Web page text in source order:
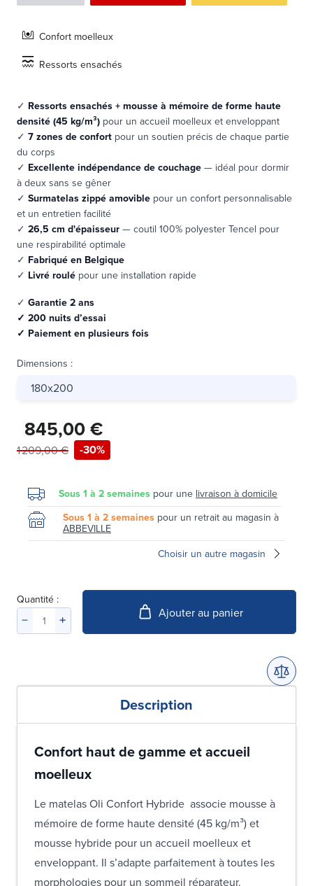
Confort moelleux
Ressorts ensachés
✓ Ressorts ensachés + mousse à mémoire de forme haute
densité (45 kg/m³) pour un accueil moelleux et enveloppant
✓ 7 zones de confort pour un soutien précis de chaque partie
du corps
✓ Excellente indépendance de couchage — idéal pour dormir
à deux sans se gêner
✓ Surmatelas zippé amovible pour un confort personnalisable
et un entretien facilité
✓ 26,5 cm d'épaisseur — coutil 100% polyester Tencel pour
une respirabilité optimale
✓ Fabriqué en Belgique
✓ Livré roulé pour une installation rapide
✓ Garantie 2 ans
✓ 200 nuits d’essai
✓ Paiement en plusieurs fois
Dimensions :
180x200
845,00 €
1 209,00 € -30%
Sous 1 à 2 semaines pour une livraison à domicile
Sous 1 à 2 semaines pour un retrait au magasin à
ABBEVILLE
Choisir un autre magasin
Quantité :
Ajouter au panier
Description
Confort haut de gamme et accueil
moelleux
Le matelas Oli Confort Hybride associe mousse à
mémoire de forme haute densité (45 kg/m³) et
mousse hybride pour un accueil moelleux et
enveloppant. Il s’adapte parfaitement à toutes les
morphologies pour un sommeil réparateur.